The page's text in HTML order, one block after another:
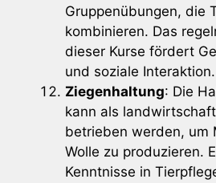
Gruppenübungen, die
kombinieren. Das
dieser Kurse fördert
und soziale Interaktion.
Ziegenhaltung: Die
kann als
betrieben werden, um
Wolle zu produzieren.
Kenntnisse in